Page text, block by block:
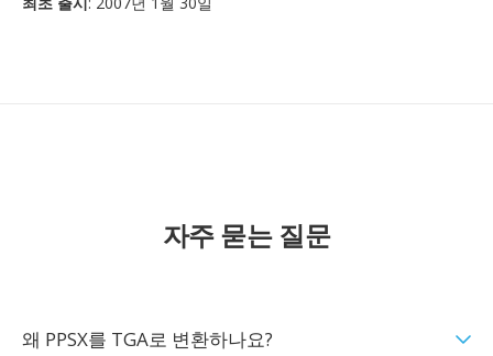
자주 묻는 질문
왜 PPSX를 TGA로 변환하나요?